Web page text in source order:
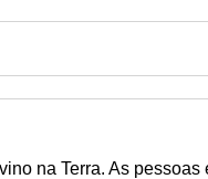
na Terra. As pessoas